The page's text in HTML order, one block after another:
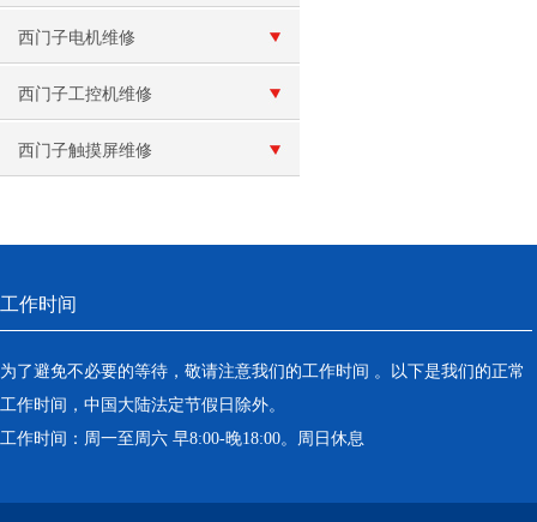
西门子电机维修
西门子工控机维修
西门子触摸屏维修
工作时间
为了避免不必要的等待，敬请注意我们的工作时间 。以下是我们的正常
工作时间，中国大陆法定节假日除外。
工作时间：周一至周六 早8:00-晚18:00。周日休息